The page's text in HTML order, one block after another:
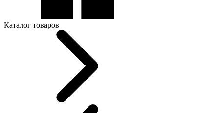
Каталог товаров